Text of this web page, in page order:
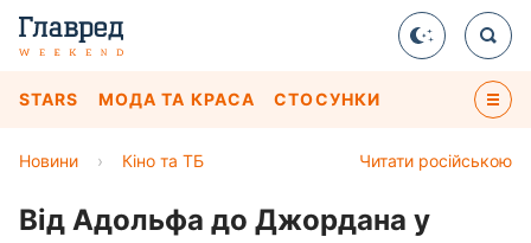
STARS МОДА ТА КРАСА СТОСУНКИ
Читати російською
Новини › Кіно та ТБ
Від Адольфа до Джордана у